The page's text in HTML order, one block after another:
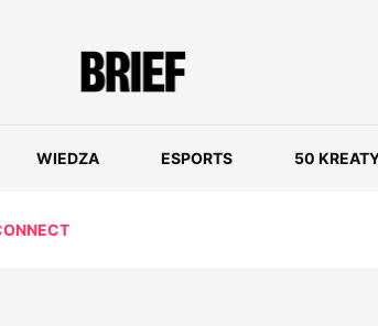
WIEDZA ESPORTS 50